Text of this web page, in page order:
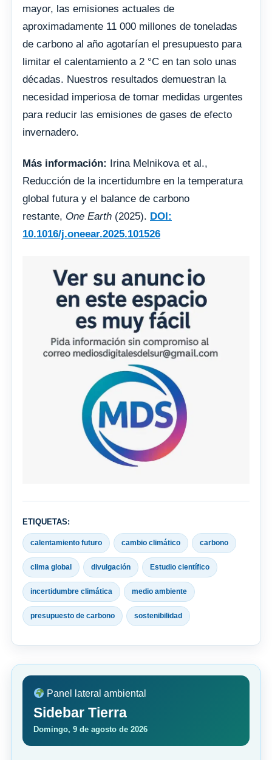
mayor, las emisiones actuales de
aproximadamente 11 000 millones de toneladas
de carbono al año agotarían el presupuesto para
limitar el calentamiento a 2 °C en tan solo unas
décadas. Nuestros resultados demuestran la
necesidad imperiosa de tomar medidas urgentes
para reducir las emisiones de gases de efecto
invernadero.
Más información: Irina Melnikova et al.,
Reducción de la incertidumbre en la temperatura
global futura y el balance de carbono
restante, One Earth (2025). DOI:
10.1016/j.oneear.2025.101526
ETIQUETAS:
calentamiento futuro cambio climático carbono
clima global divulgación Estudio científico
incertidumbre climática medio ambiente
presupuesto de carbono sostenibilidad
Panel lateral ambiental
Sidebar Tierra
Domingo, 9 de agosto de 2026